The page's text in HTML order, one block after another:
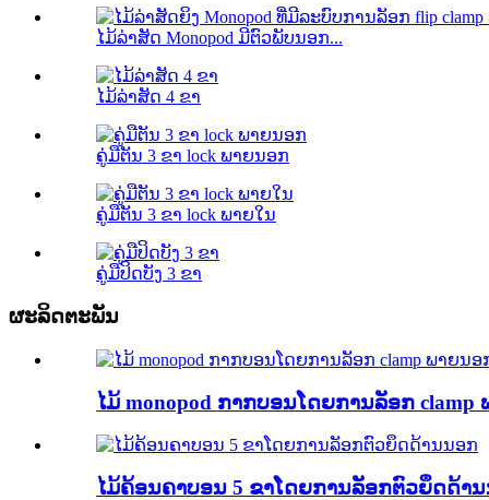
ໄມ້​ລ່າ​ສັດ Monopod ມີ​ຕົວ​ພັບ​ນອກ...
ໄມ້ລ່າສັດ 4 ຂາ
ຄູ່ມືຕັນ 3 ຂາ lock ພາຍນອກ
ຄູ່ມືຕັນ 3 ຂາ lock ພາຍໃນ
ຄູ່ມືປິດບັງ 3 ຂາ
ຜະລິດຕະພັນ
ໄມ້ monopod ກາກບອນໂດຍການລັອກ clamp
ໄມ້ຄ້ອນຄາບອນ 5 ຂາໂດຍການລັອກຕົວຍຶດດ້າ